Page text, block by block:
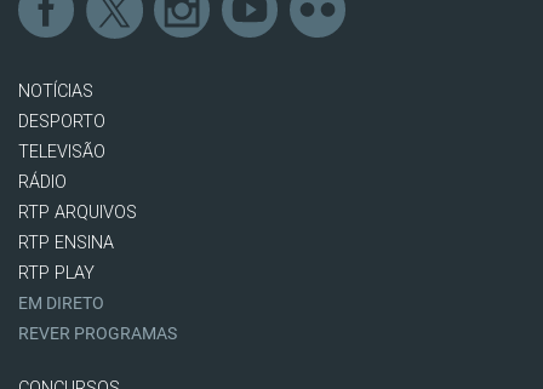
NOTÍCIAS
DESPORTO
TELEVISÃO
RÁDIO
RTP ARQUIVOS
RTP ENSINA
RTP PLAY
EM DIRETO
REVER PROGRAMAS